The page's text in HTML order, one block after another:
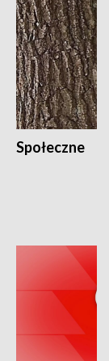
Społeczne